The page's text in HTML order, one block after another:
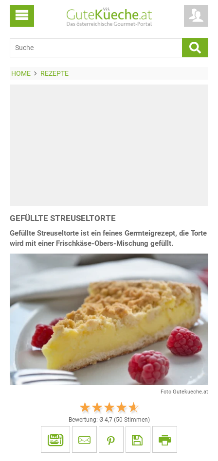
HOME REZEPTE
GEFÜLLTE STREUSELTORTE
Gefüllte Streuseltorte ist ein feines Germteigrezept, die Torte
wird mit einer Frischkäse-Obers-Mischung gefüllt.
Foto Gutekueche.at
Bewertung: Ø 4,7(50 Stimmen)